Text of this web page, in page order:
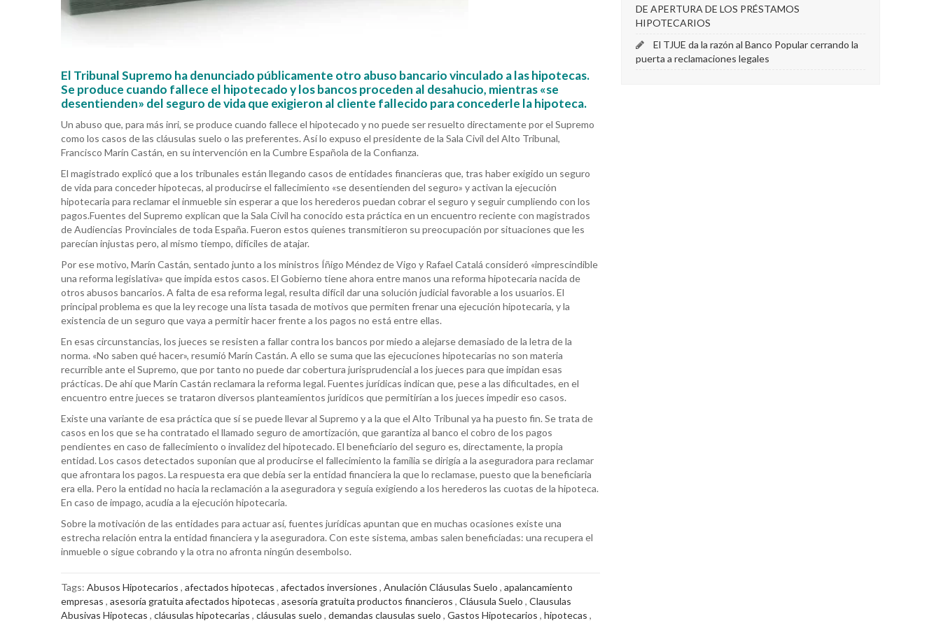
El Tribunal Supremo ha denunciado públicamente otro abuso bancario vinculado a las hipotecas.
Se produce cuando fallece el hipotecado y los bancos proceden al desahucio, mientras «se
desentienden» del seguro de vida que exigieron al cliente fallecido para concederle la hipoteca.
Un abuso que, para más inri, se produce cuando fallece el hipotecado y no puede ser resuelto directamente por el Supremo
como los casos de las cláusulas suelo o las preferentes. Así lo expuso el presidente de la Sala Civil del Alto Tribunal,
Francisco Marín Castán, en su intervención en la Cumbre Española de la Confianza.
El magistrado explicó que a los tribunales están llegando casos de entidades financieras que, tras haber exigido un seguro
de vida para conceder hipotecas, al producirse el fallecimiento «se desentienden del seguro» y activan la ejecución
hipotecaria para reclamar el inmueble sin esperar a que los herederos puedan cobrar el seguro y seguir cumpliendo con los
pagos.Fuentes del Supremo explican que la Sala Civil ha conocido esta práctica en un encuentro reciente con magistrados
de Audiencias Provinciales de toda España. Fueron estos quienes transmitieron su preocupación por situaciones que les
parecían injustas pero, al mismo tiempo, difíciles de atajar.
Por ese motivo, Marín Castán, sentado junto a los ministros Íñigo Méndez de Vigo y Rafael Catalá consideró «imprescindible
una reforma legislativa» que impida estos casos. El Gobierno tiene ahora entre manos una reforma hipotecaria nacida de
otros abusos bancarios. A falta de esa reforma legal, resulta difícil dar una solución judicial favorable a los usuarios. El
principal problema es que la ley recoge una lista tasada de motivos que permiten frenar una ejecución hipotecaria, y la
existencia de un seguro que vaya a permitir hacer frente a los pagos no está entre ellas.
En esas circunstancias, los jueces se resisten a fallar contra los bancos por miedo a alejarse demasiado de la letra de la
norma. «No saben qué hacer», resumió Marín Castán. A ello se suma que las ejecuciones hipotecarias no son materia
recurrible ante el Supremo, que por tanto no puede dar cobertura jurisprudencial a los jueces para que impidan esas
prácticas. De ahí que Marín Castán reclamara la reforma legal. Fuentes jurídicas indican que, pese a las dificultades, en el
encuentro entre jueces se trataron diversos planteamientos jurídicos que permitirían a los jueces impedir eso casos.
Existe una variante de esa práctica que sí se puede llevar al Supremo y a la que el Alto Tribunal ya ha puesto fin. Se trata de
casos en los que se ha contratado el llamado seguro de amortización, que garantiza al banco el cobro de los pagos
pendientes en caso de fallecimiento o invalidez del hipotecado. El beneficiario del seguro es, directamente, la propia
entidad. Los casos detectados suponían que al producirse el fallecimiento la familia se dirigía a la aseguradora para reclamar
que afrontara los pagos. La respuesta era que debía ser la entidad financiera la que lo reclamase, puesto que la beneficiaria
era ella. Pero la entidad no hacia la reclamación a la aseguradora y seguía exigiendo a los herederos las cuotas de la hipoteca.
En caso de impago, acudía a la ejecución hipotecaria.
Sobre la motivación de las entidades para actuar así, fuentes jurídicas apuntan que en muchas ocasiones existe una
estrecha relación entra la entidad financiera y la aseguradora. Con este sistema, ambas salen beneficiadas: una recupera el
inmueble o sigue cobrando y la otra no afronta ningún desembolso.
Tags: Abusos Hipotecarios , afectados hipotecas , afectados inversiones , Anulación Cláusulas Suelo , apalancamiento
empresas , asesoría gratuita afectados hipotecas , asesoría gratuita productos financieros , Cláusula Suelo , Clausulas
Abusivas Hipotecas , cláusulas hipotecarias , cláusulas suelo , demandas clausulas suelo , Gastos Hipotecarios , hipotecas ,
DE APERTURA DE LOS PRÉSTAMOS
HIPOTECARIOS
El TJUE da la razón al Banco Popular cerrando la
puerta a reclamaciones legales